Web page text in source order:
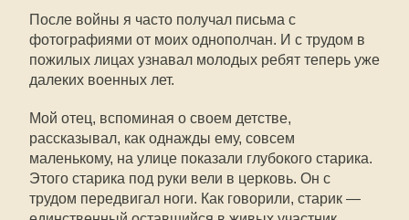
После войны я часто получал письма с
фотографиями от моих однополчан. И с трудом в
пожилых лицах узнавал молодых ребят теперь уже
далеких военных лет.
Мой отец, вспоминая о своем детстве,
рассказывал, как однажды ему, совсем
маленькому, на улице показали глубокого старика.
Этого старика под руки вели в церковь. Он с
трудом передвигал ноги. Как говорили, старик —